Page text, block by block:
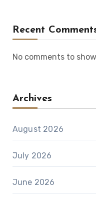
Recent
No comments to
Archives
August 2026
July 2026
June 2026